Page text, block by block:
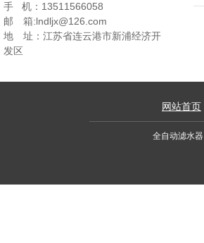
手 机：13511566058
邮 箱:lndljx@126.com
地 址：江苏省连云港市新浦经济开
发区
网站首页
全自动滤水器